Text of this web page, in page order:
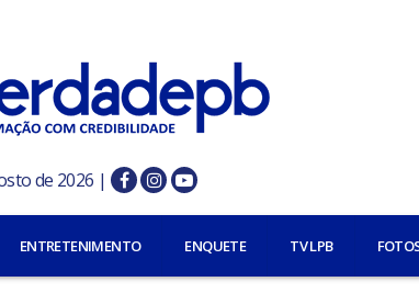
de 2026 |
ENTRETENIMENTO ENQUETE TV LPB